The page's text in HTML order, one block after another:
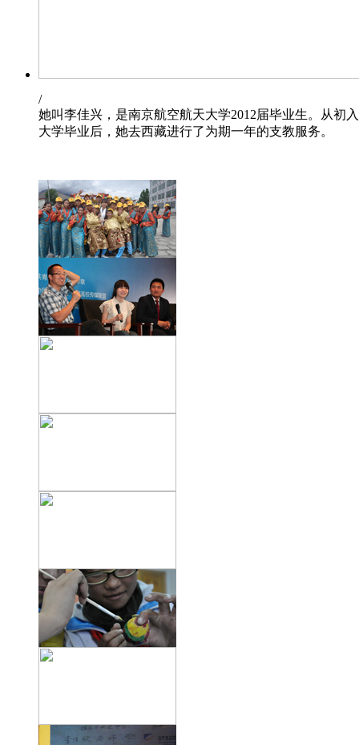
/
她叫李佳兴，是南京航空航天大学2012届毕业生。从初
大学毕业后，她去西藏进行了为期一年的支教服务。